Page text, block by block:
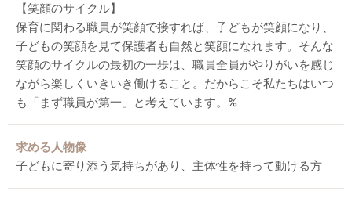
【笑顔のサイクル】
保育に関わる職員が笑顔で接すれば、子どもが笑顔になり、
子どもの笑顔を見て保護者も自然と笑顔になれます。そんな
笑顔のサイクルの最初の一歩は、職員全員がやりがいを感じ
ながら楽しくいきいき働けること。だからこそ私たちはいつ
も「まず職員が第一」と考えています。%
求める人物像
子どもに寄り添う気持ちがあり、主体性を持って動ける方